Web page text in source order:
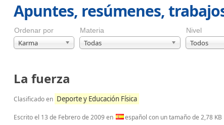
Apuntes, resúmenes,
Ordenar por
Karma
Materia
Todas
Nivel
Todos
La fuerza
Clasificado en Deporte y Educación Física
Escrito el 13 de Febrero de 2009en español con un tamaño de 2,78 KB